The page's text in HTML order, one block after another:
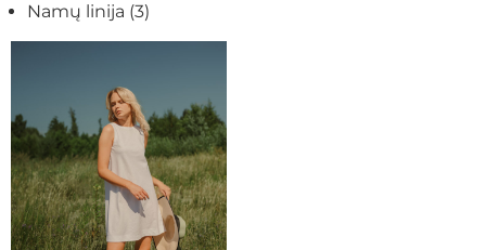
Namų linija (3)